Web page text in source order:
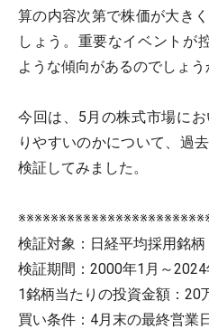
算の内容次第で株価が大き
しょう。重要なイベントが
ような傾向があるのでしょう
今回は、5月の株式市場に
りやすいのかについて、過
検証してみました。
検証対象：日経平均採用銘柄
検証期間：2000年1月～
1銘柄当たりの投資金額：20
買い条件：4月末の最終営業